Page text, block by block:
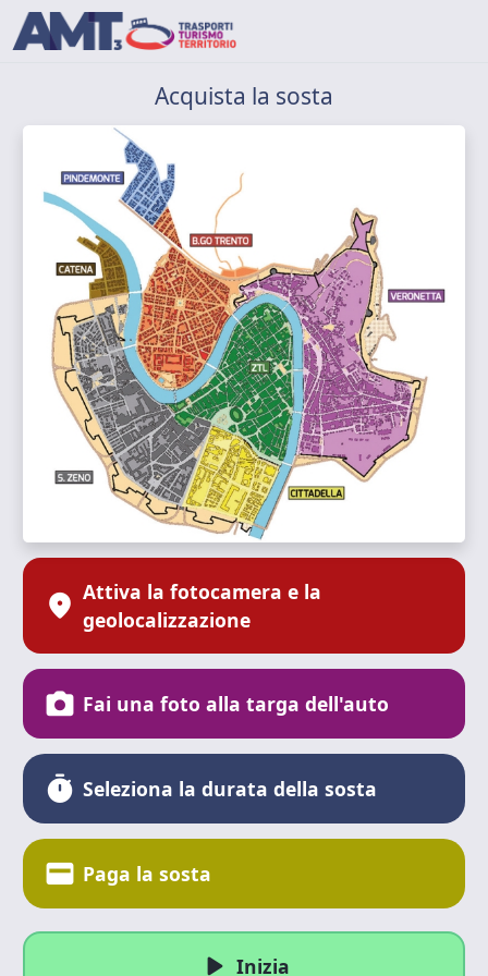
Acquista la sosta
location_on Attiva la fotocamera e la
geolocalizzazione
photo_camera Fai una foto alla targa dell'auto
timer Seleziona la durata della sosta
credit_card Paga la sosta
play_arrow Inizia